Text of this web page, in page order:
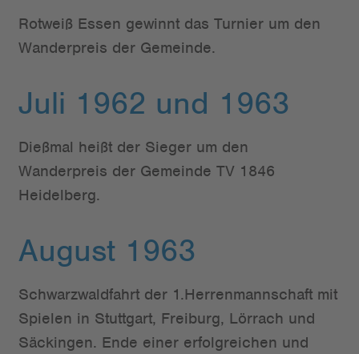
Rotweiß Essen gewinnt das Turnier um den
Wanderpreis der Gemeinde.
Juli 1962 und 1963
Dießmal heißt der Sieger um den
Wanderpreis der Gemeinde TV 1846
Heidelberg.
August 1963
Schwarzwaldfahrt der 1.Herrenmannschaft mit
Spielen in Stuttgart, Freiburg, Lörrach und
Säckingen. Ende einer erfolgreichen und